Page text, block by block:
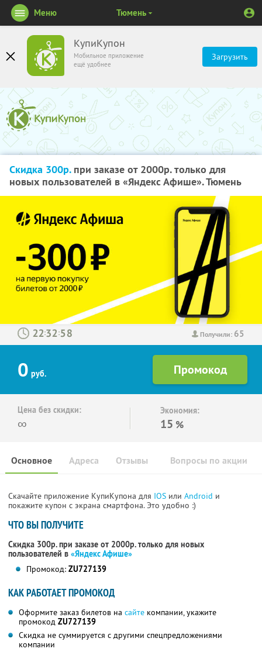
КупиКупон
Мобильное приложение
ещё удобнее
Загрузить
Меню Тюмень
Скидка 300р.при заказе от 2000р. только для
новых пользователей в «Яндекс Афише». Тюмень
Получили: 65
: :
0 руб.
Цена без скидки:
∞
Экономия:
15 %
Основное Отзывы Вопросы по акции
Адреса
Скачайте приложение КупиКупона для IOS или Android и
покажите купон с экрана смартфона. Это удобно :)
ЧТО ВЫ ПОЛУЧИТЕ
Скидка 300р. при заказе от 2000р. только для новых
пользователей в «Яндекс Афише»
Промокод: ZU727139
КАК РАБОТАЕТ ПРОМОКОД
Оформите заказ билетов на сайте компании, укажите
промокод ZU727139
Скидка не суммируется с другими спецпредложениями
компании